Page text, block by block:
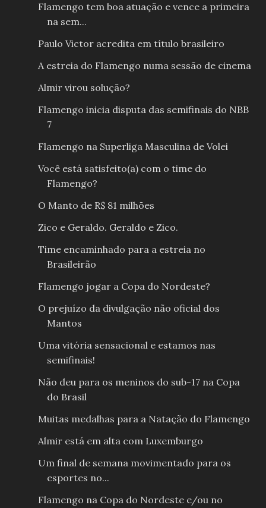
Flamengo tem boa atuação e vence a primeira
na sem...
Paulo Victor acredita em título brasileiro
A estreia do Flamengo numa sessão de cinema
Almir virou solução?
Flamengo inicia disputa das semifinais do NBB
7
Flamengo na Superliga Masculina de Volei
Você está satisfeito(a) com o time do
Flamengo?
O Manto de R$ 81 milhões
Zico e Geraldo. Geraldo e Zico.
Time encaminhado para a estreia no
Brasileirão
Flamengo jogar a Copa do Nordeste?
O prejuízo da divulgação não oficial dos
Mantos
Uma vitória sensacional e estamos nas
semifinais!
Não deu para os meninos do sub-17 na Copa
do Brasil
Muitas medalhas para a Natação do Flamengo
Almir está em alta com Luxemburgo
Um final de semana movimentado para os
esportes no...
Flamengo na Copa do Nordeste e/ou no